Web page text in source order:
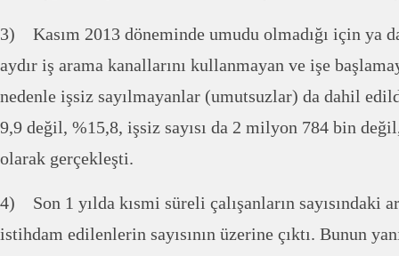
3) Kasım 2013 döneminde umudu olmadığı için ya
aydır iş arama kanallarını kullanmayan ve işe
nedenle işsiz sayılmayanlar (umutsuzlar) da dahil
9,9 değil, %15,8, işsiz sayısı da 2 milyon 784 bin
olarak gerçekleşti.
4) Son 1 yılda kısmi süreli çalışanların sayısındaki
istihdam edilenlerin sayısının üzerine çıktı. Bunun